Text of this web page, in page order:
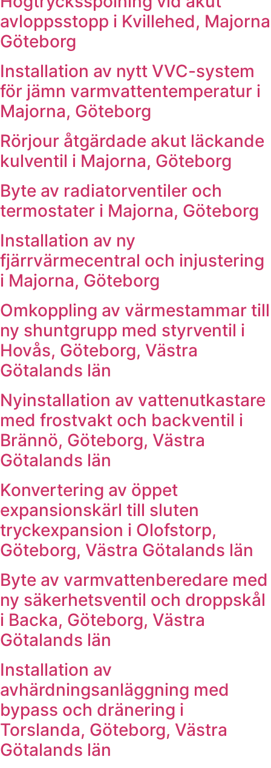
avloppsstopp i Kvillehed, Majorna
Göteborg
Installation av nytt VVC-system
för jämn varmvattentemperatur i
Majorna, Göteborg
Rörjour åtgärdade akut läckande
kulventil i Majorna, Göteborg
Byte av radiatorventiler och
termostater i Majorna, Göteborg
Installation av ny
fjärrvärmecentral och injustering
i Majorna, Göteborg
Omkoppling av värmestammar till
ny shuntgrupp med styrventil i
Hovås, Göteborg, Västra
Götalands län
Nyinstallation av vattenutkastare
med frostvakt och backventil i
Brännö, Göteborg, Västra
Götalands län
Konvertering av öppet
expansionskärl till sluten
tryckexpansion i Olofstorp,
Göteborg, Västra Götalands län
Byte av varmvattenberedare med
ny säkerhetsventil och droppskål
i Backa, Göteborg, Västra
Götalands län
Installation av
avhärdningsanläggning med
bypass och dränering i
Torslanda, Göteborg, Västra
Götalands län